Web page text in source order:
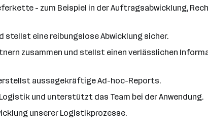
- zum Beispiel in der Auftragsabwicklung,
eine reibungslose Abwicklung sicher.
zusammen und stellst einen verlässlichen
aussagekräftige Ad-hoc-Reports.
und unterstützt das Team bei der Anwendung.
unserer Logistikprozesse.